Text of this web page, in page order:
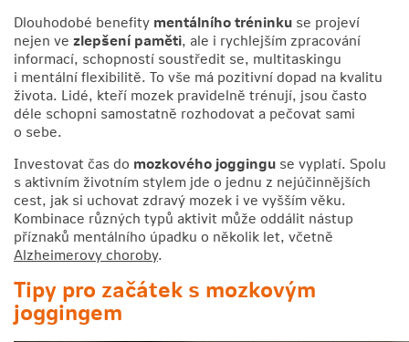
Dlouhodobé benefity mentálního tréninku se projeví
nejen ve zlepšení paměti, ale i rychlejším zpracování
informací, schopností soustředit se, multitaskingu
i mentální flexibilitě. To vše má pozitivní dopad na kvalitu
života. Lidé, kteří mozek pravidelně trénují, jsou často
déle schopni samostatně rozhodovat a pečovat sami
o sebe.
Investovat čas do mozkového joggingu se vyplatí. Spolu
s aktivním životním stylem jde o jednu z nejúčinnějších
cest, jak si uchovat zdravý mozek i ve vyšším věku.
Kombinace různých typů aktivit může oddálit nástup
příznaků mentálního úpadku o několik let, včetně
Alzheimerovy choroby.
Tipy pro začátek s mozkovým
joggingem